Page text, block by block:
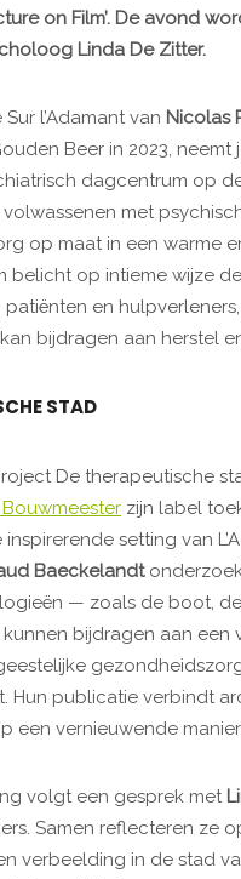
on Film’. De avond
Linda De Zitter.
l’Adamant van Nicolas
Beer in 2023, neemt
dagcentrum op
volwassenen met
op maat in een warme
belicht op intieme wijze
patiënten en
bijdragen aan herstel
STAD
De therapeutische
Bouwmeester zijn label
setting van
Baeckelandt
— zoals de boot,
bijdragen aan een
Hun publicatie verbindt
een vernieuwende manier.
volgt een gesprek met
Samen reflecteren ze
verbeelding in de stad